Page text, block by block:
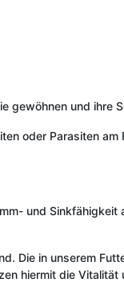
gewöhnen und ihre
oder Parasiten am
und Sinkfähigkeit
Die in unserem
hiermit die Vitalität